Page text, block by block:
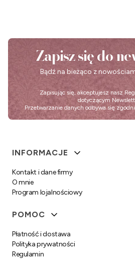
Zapisz się do
Bądź na bieżąco z
Zapisując się, akceptujesz nasz
dotyczącym
Przetwarzanie danych odbywa się
Linki w stopce
INFORMACJE
Kontakt i dane firmy
O mnie
Program lojalnościowy
POMOC
Płatność i dostawa
Polityka prywatności
Regulamin